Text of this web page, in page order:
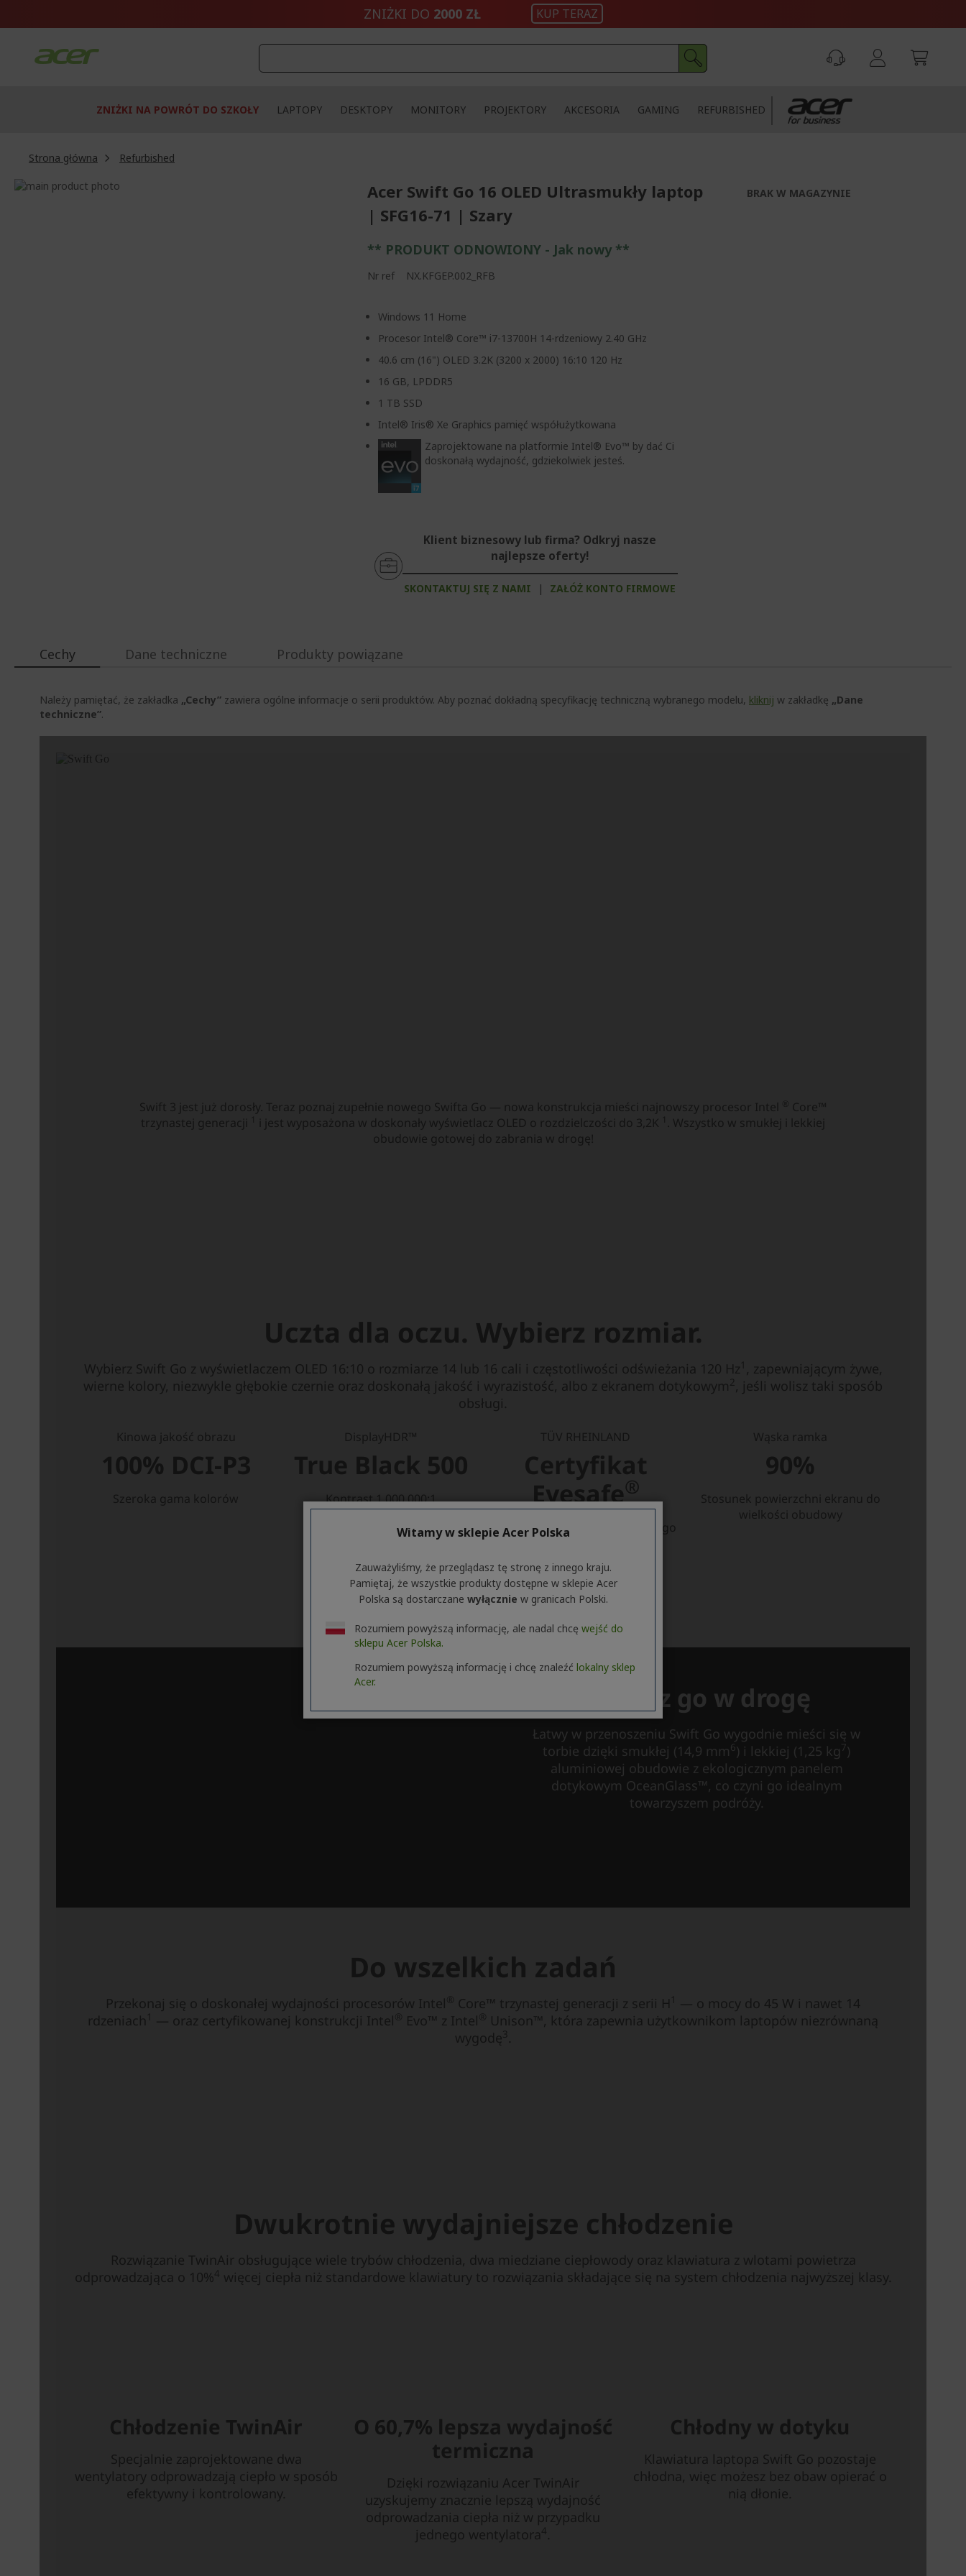
ZNIŻKI DO 2000 ZŁ KUP TERAZ
ZNIŻKI NA POWRÓT DO SZKOŁY LAPTOPY DESKTOPY MONITORY PROJEKTORY AKCESORIA GAMING REFURBISHED
Strona główna
Refurbished
Przejdź
Acer Swift Go 16 OLED Ultrasmukły laptop
| SFG16-71 | Szary
** PRODUKT ODNOWIONY - Jak nowy **
Nr ref NX.KFGEP.002_RFB
Windows 11 Home
Procesor Intel® Core™ i7-13700H 14-rdzeniowy 2.40 GHz
40.6 cm (16") OLED 3.2K (3200 x 2000) 16:10 120 Hz
16 GB, LPDDR5
1 TB SSD
Intel® Iris® Xe Graphics pamięć współużytkowana
Zaprojektowane na platformie Intel® Evo™ by dać Ci
doskonałą wydajność, gdziekolwiek jesteś.
Klient biznesowy lub firma? Odkryj nasze
najlepsze oferty!
SKONTAKTUJ SIĘ Z NAMI | ZAŁÓŻ KONTO FIRMOWE
BRAK W MAGAZYNIE
Cechy
Należy pamiętać, że zakładka „Cechy” zawiera ogólne informacje o serii produktów. Aby poznać dokładną specyfikację techniczną wybranego modelu, kliknij w zakładkę „Dane
techniczne”.
Dane techniczne Produkty powiązane
Witamy w sklepie Acer Polska
Zauważyliśmy, że przeglądasz tę stronę z innego kraju.
Pamiętaj, że wszystkie produkty dostępne w sklepie Acer
Polska są dostarczane wyłącznie w granicach Polski.
Rozumiem powyższą informację, ale nadal chcę wejść do
sklepu Acer Polska.
Rozumiem powyższą informację i chcę znaleźć lokalny sklep
Acer.